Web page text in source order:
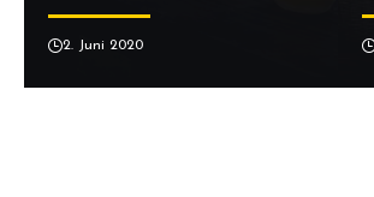
2. Juni 2020